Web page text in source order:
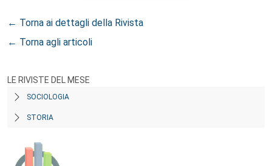
← Torna ai dettagli della Rivista
← Torna agli articoli
LE RIVISTE DEL MESE
SOCIOLOGIA
STORIA